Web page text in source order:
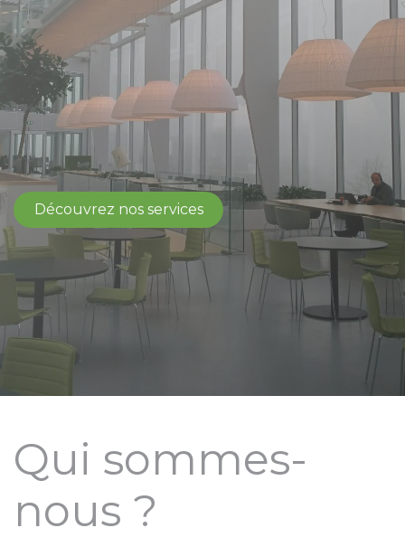
Découvrez nos service​​s
Qui sommes-
nous ?